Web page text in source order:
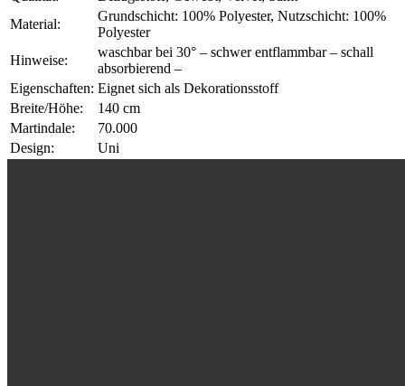
Material:
Grundschicht: 100% Polyester, Nutzschicht: 100%
Polyester
Hinweise:
waschbar bei 30° – schwer entflammbar – schall
absorbierend –
Eigenschaften: Eignet sich als Dekorationsstoff
Breite/Höhe:
140 cm
Martindale:
70.000
Design:
Uni